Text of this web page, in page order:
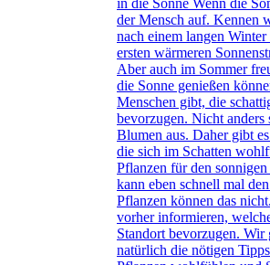
in die Sonne Wenn die
der Mensch auf. Kennen
nach einem langen Winter
ersten wärmeren
Aber auch im Sommer
die Sonne genießen
Menschen gibt, die
bevorzugen. Nicht anders
Blumen aus. Daher gibt
die sich im Schatten
Pflanzen für den
kann eben schnell mal
Pflanzen können das
vorher informieren,
Standort bevorzugen. Wir
natürlich die nötigen